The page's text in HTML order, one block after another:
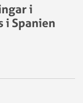
i
i Spanien